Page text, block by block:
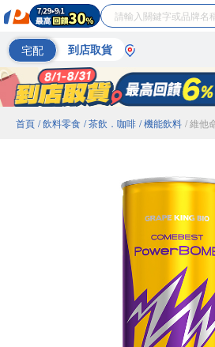
宅配 到店取貨
首頁 / 飲料零食 / 茶飲．咖啡 / 機能飲料 / 維他